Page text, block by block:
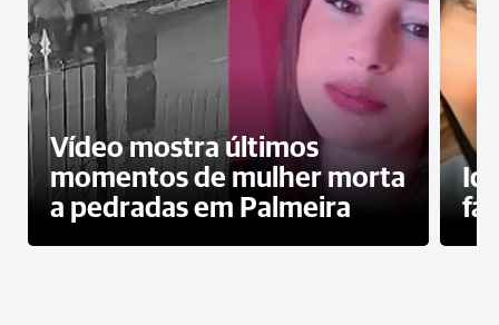
Vídeo mostra últimos
momentos de mulher morta
a pedradas em Palmeira